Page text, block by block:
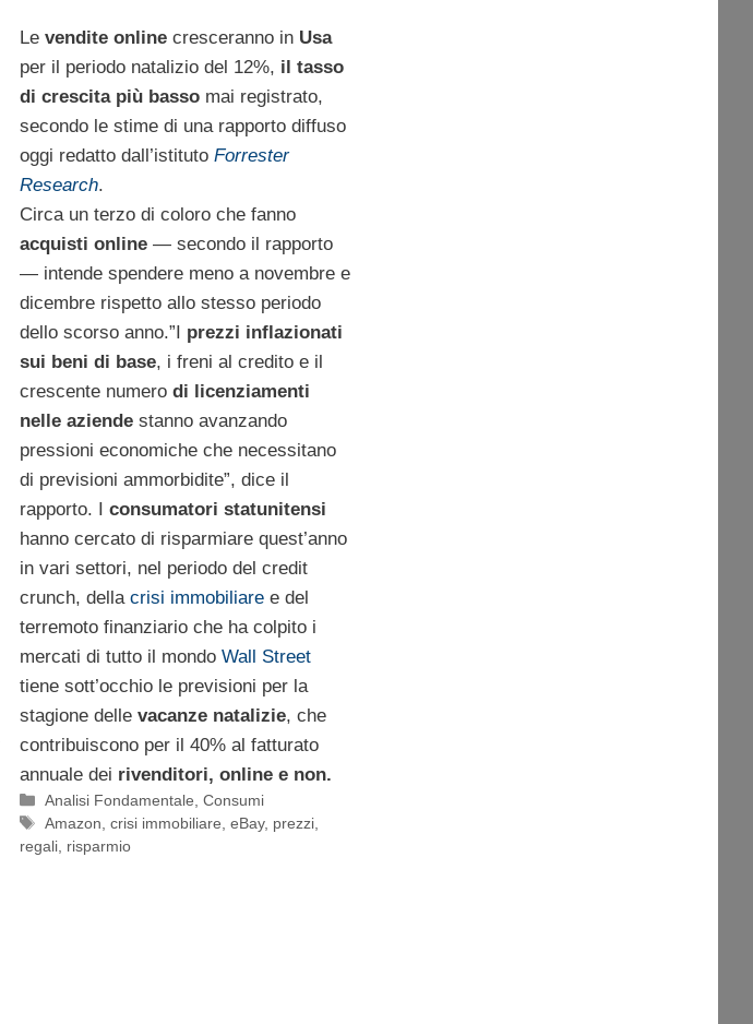
Le vendite online cresceranno in Usa
per il periodo natalizio del 12%, il tasso
di crescita più basso mai registrato,
secondo le stime di una rapporto diffuso
oggi redatto dall’istituto Forrester
Research.
Circa un terzo di coloro che fanno
acquisti online — secondo il rapporto
— intende spendere meno a novembre e
dicembre rispetto allo stesso periodo
dello scorso anno.”I prezzi inflazionati
sui beni di base, i freni al credito e il
crescente numero di licenziamenti
nelle aziendestanno avanzando
pressioni economiche che necessitano
di previsioni ammorbidite”, dice il
rapporto. I consumatori statunitensi
hanno cercato di risparmiare quest’anno
in vari settori, nel periodo del credit
crunch, della crisi immobiliaree del
terremoto finanziario che ha colpito i
mercati di tutto il mondo Wall Street
tiene sott’occhio le previsioni per la
stagione delle vacanze natalizie, che
contribuiscono per il 40% al fatturato
annuale dei rivenditori, online e non.
Categorie
Analisi Fondamentale ,Consumi
Tag
Amazon ,crisi immobiliare ,eBay, prezzi
regali, risparmio